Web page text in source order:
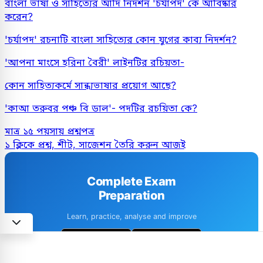
বাংলা ভাষা ও সাহিত্যের আদি নিদর্শন 'চর্যাপদ' কে আবিষ্কার
করেন?
'চর্যাপদ' রচনাটি বাংলা সাহিত্যের কোন যুগের কাব্য নিদর্শন?
'আপনা মাংসে হরিনা বৈরী' লাইনটির রচিয়তা-
কোন সাহিত্যকর্মে সান্ধ্যভাষার প্রয়োগ আছে?
'কাআ তরুবর পঞ্চ বি ডাল'- পদটির রচয়িতা কে?
মাত্র ১৫ পয়সায় প্রশ্নপত্র
১ ক্লিকে প্রশ্ন, শীট, সাজেশন তৈরি করুন আজই
Complete Exam
Preparation
Learn, practice, analyse and improve